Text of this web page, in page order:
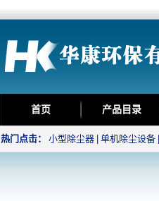
首页 产品目录
热门点击： 小型除尘器 单机除尘设备